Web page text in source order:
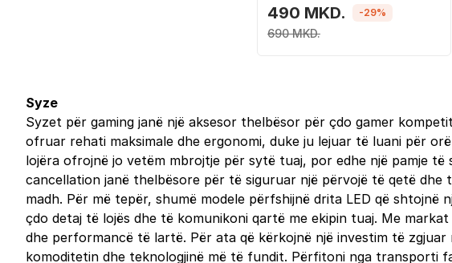
490 MKD.
690 MKD.
-29%
Syze
Syzet për gaming janë një aksesor thelbësor për çdo gamer
ofruar rehati maksimale dhe ergonomi, duke ju lejuar të luani për
lojëra ofrojnë jo vetëm mbrojtje për sytë tuaj, por edhe një pamje
cancellation janë thelbësore për të siguruar një përvojë të qetë
madh. Për më tepër, shumë modele përfshijnë drita LED që
çdo detaj të lojës dhe të komunikoni qartë me ekipin tuaj. Me
dhe performancë të lartë. Për ata që kërkojnë një investim të
komoditetin dhe teknologjinë më të fundit. Përfitoni nga transporti